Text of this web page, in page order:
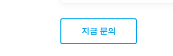
지금 문의